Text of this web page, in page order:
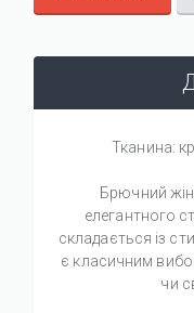
Тканина:
Брючний
елегантного
складається із
є класичним
чи